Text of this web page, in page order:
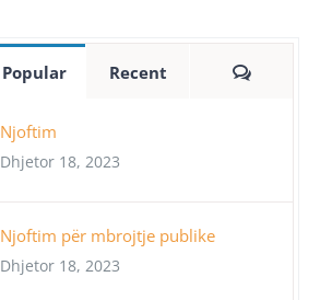
Popular Recent
Njoftim
Dhjetor 18, 2023
Njoftim për mbrojtje publike
Dhjetor 18, 2023